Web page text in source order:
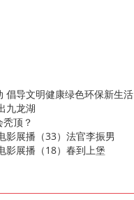
倡导文明健康绿色环保新生活
九龙湖
秃顶？
影展播（33）法官李振男
影展播（18）春到上堡